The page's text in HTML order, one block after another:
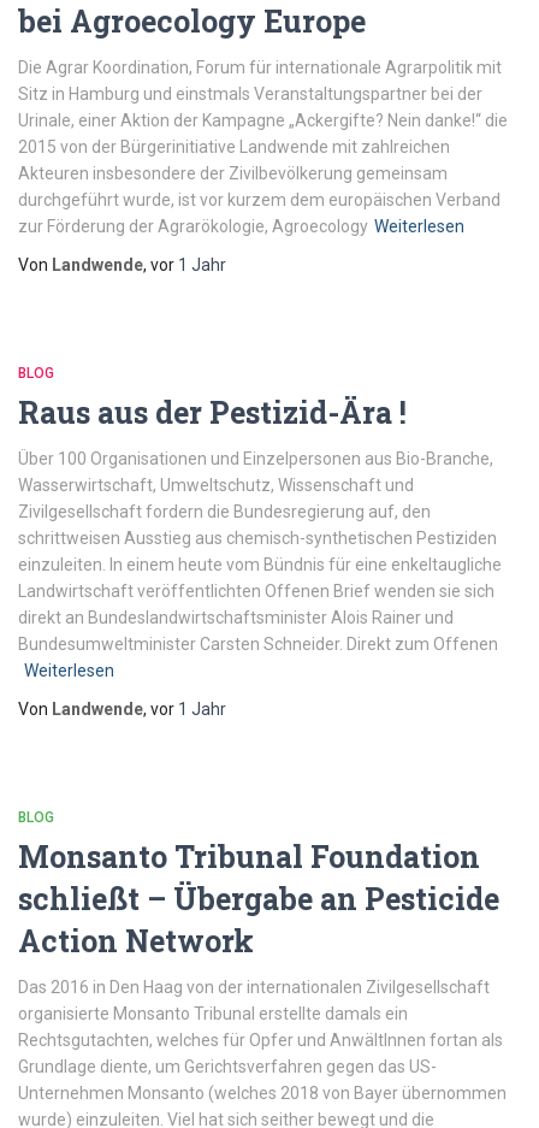
bei Agroecology Europe
Die Agrar Koordination, Forum für internationale Agrarpolitik mit
Sitz in Hamburg und einstmals Veranstaltungspartner bei der
Urinale, einer Aktion der Kampagne „Ackergifte? Nein danke!“ die
2015 von der Bürgerinitiative Landwende mit zahlreichen
Akteuren insbesondere der Zivilbevölkerung gemeinsam
durchgeführt wurde, ist vor kurzem dem europäischen Verband
zur Förderung der Agrarökologie, Agroecology Weiterlesen
Von Landwende, vor 1 Jahr
BLOG
Raus aus der Pestizid-Ära !
Über 100 Organisationen und Einzelpersonen aus Bio-Branche,
Wasserwirtschaft, Umweltschutz, Wissenschaft und
Zivilgesellschaft fordern die Bundesregierung auf, den
schrittweisen Ausstieg aus chemisch-synthetischen Pestiziden
einzuleiten. In einem heute vom Bündnis für eine enkeltaugliche
Landwirtschaft veröffentlichten Offenen Brief wenden sie sich
direkt an Bundeslandwirtschaftsminister Alois Rainer und
Bundesumweltminister Carsten Schneider. Direkt zum Offenen
Weiterlesen
Von Landwende, vor 1 Jahr
BLOG
Monsanto Tribunal Foundation
schließt – Übergabe an Pesticide
Action Network
Das 2016 in Den Haag von der internationalen Zivilgesellschaft
organisierte Monsanto Tribunal erstellte damals ein
Rechtsgutachten, welches für Opfer und AnwältInnen fortan als
Grundlage diente, um Gerichtsverfahren gegen das US-
Unternehmen Monsanto (welches 2018 von Bayer übernommen
wurde) einzuleiten. Viel hat sich seither bewegt und die